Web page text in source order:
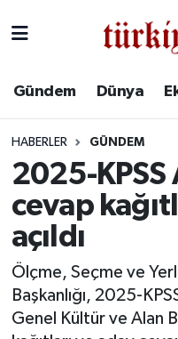
Gündem Dünya
HABERLER GÜNDEM
2025-KPSS
cevap
açıldı
Ölçme, Seçme ve
Başkanlığı, 2025-
Genel Kültür ve Alan
Spor
Savunma -
Kültür - Sanat
Tüm Manşetler
Son Dakika
Haber Arşivi